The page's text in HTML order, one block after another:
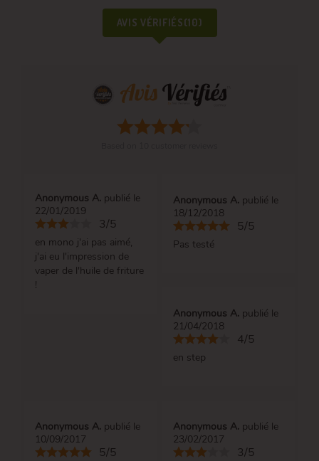
AVIS VÉRIFIÉS(10)
Anonymous A. publié le
22/01/2019
3/5
en mono j'ai pas aimé,
j'ai eu l'impression de
vaper de l'huile de friture
!
Anonymous A. publié le
18/12/2018
5/5
Pas testé
Anonymous A. publié le
21/04/2018
4/5
en step
Anonymous A. publié le
10/09/2017
5/5
Anonymous A. publié le
23/02/2017
3/5